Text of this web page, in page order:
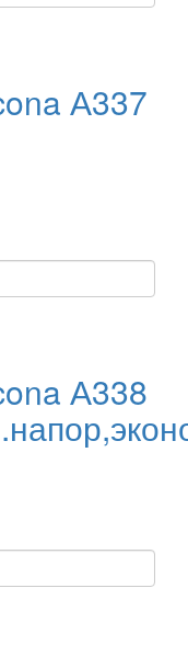
А337
А338